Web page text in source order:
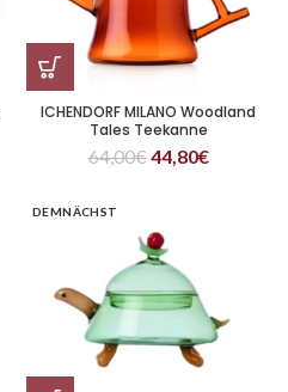
ICHENDORF MILANO Woodland
Tales Teekanne
Weihnachtsbaum
64,00€44,80€
DEMNÄCHST